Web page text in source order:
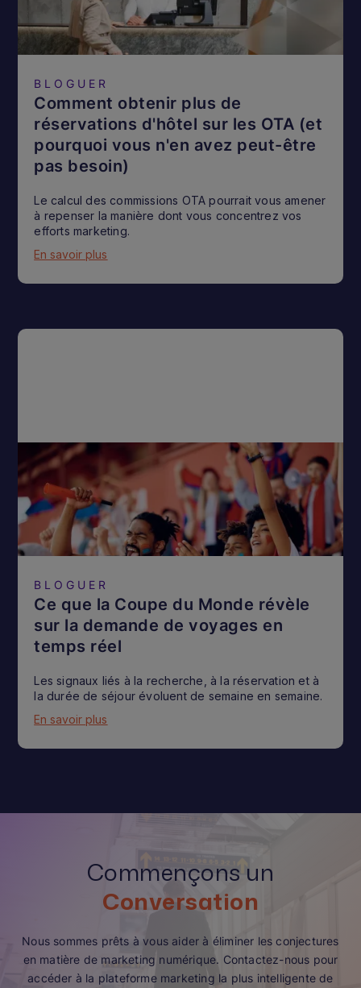
BLOGUER
Comment obtenir plus de
réservations d'hôtel sur les OTA (et
pourquoi vous n'en avez peut-être
pas besoin)
Le calcul des commissions OTA pourrait vous amener
à repenser la manière dont vous concentrez vos
efforts marketing.
En savoir plus
BLOGUER
Ce que la Coupe du Monde révèle
sur la demande de voyages en
temps réel
Les signaux liés à la recherche, à la réservation et à
la durée de séjour évoluent de semaine en semaine.
En savoir plus
Commençons un
Conversation
Nous sommes prêts à vous aider à éliminer les conjectures
en matière de marketing numérique. Contactez-nous pour
accéder à la plateforme marketing la plus intelligente de